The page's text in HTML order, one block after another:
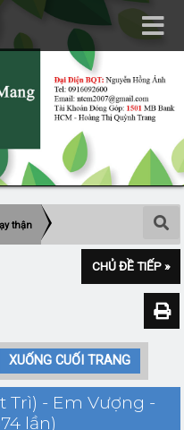
thận
CHỦ ĐỀ TIẾP »
XUỐNG CUỐI TRANG
Trì) - Em Vượng -
lần)